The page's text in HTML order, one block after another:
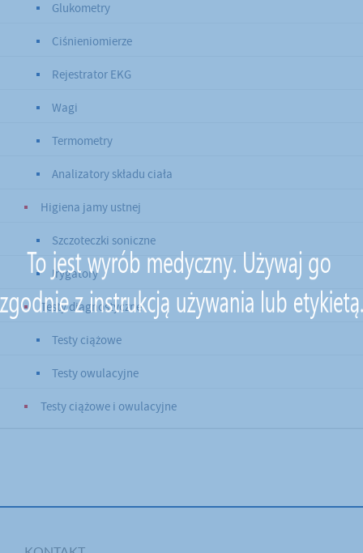
Glukometry
Ciśnieniomierze
Rejestrator EKG
Wagi
Termometry
Analizatory składu ciała
Higiena jamy ustnej
Szczoteczki soniczne
Irygatory
Testy diagnostyczne
Testy ciążowe
Testy owulacyjne
Testy ciążowe i owulacyjne